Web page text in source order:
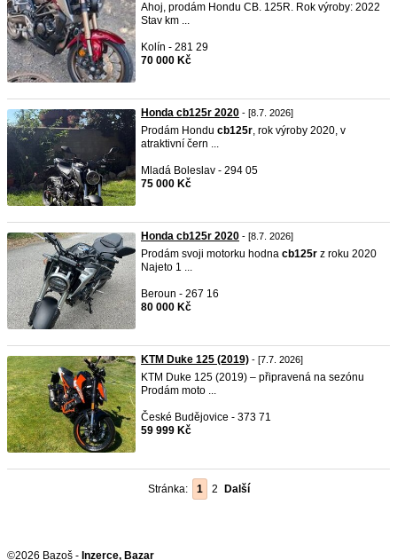
Ahoj, prodám Hondu CB. 125R. Rok výroby: 2022
Stav km ...
Kolín - 281 29
70 000 Kč
Honda cb125r 2020 - [8.7. 2026]
Prodám Hondu cb125r, rok výroby 2020, v
atraktivní čern ...
Mladá Boleslav - 294 05
75 000 Kč
Honda cb125r 2020 - [8.7. 2026]
Prodám svoji motorku hodna cb125r z roku 2020
Najeto 1 ...
Beroun - 267 16
80 000 Kč
KTM Duke 125 (2019) - [7.7. 2026]
KTM Duke 125 (2019) – připravená na sezónu
Prodám moto ...
České Budějovice - 373 71
59 999 Kč
Stránka: 1 2 Další
©2026 Bazoš - Inzerce, Bazar